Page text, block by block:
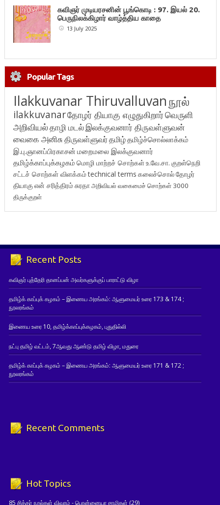
கவிஞர் முடியரசனின் பூங்கொடி : 97. இயல் 20.
பெருநிலக்கிழார் வாழ்த்திய காதை
13 July 2025
Popular Tags
Ilakkuvanar Thiruvalluvanநூல்
ilakkuvanarதோழர் தியாகு எழுதுகிறார்வெருளி
அறிவியல்தாழி மடல்இலக்குவனார் திருவள்ளுவன்
வைகை அனிசுதிருவள்ளுவர்தமிழ்தமிழ்ச்சொல்லாக்கம்
இ.பு.ஞானப்பிரகாசன் மறைமலை இலக்குவனார்
தமிழ்க்காப்புக்கழகம் மொழி மாற்றச் சொற்கள்உ.வே.சா. குறள்நெறி
சட்டச் சொற்கள் விளக்கம்technical terms கலைச்சொல்தோழர்
தியாகுஎன் சரித்திரம்சுரதாஅறிவியல் வகைமைச் சொற்கள் 3000
திருக்குறள்
Recent Posts
கவிஞர் புத்தேரி தானப்பன் அவர்களுக்குப் பாராட்டு விழா
தமிழ்க் காப்புக் கழகம் – இணைய அரங்கம்: ஆளுமையர் உரை 173 & 174 ;
நூலரங்கம்
இணைய உரை 10, தமிழ்க்காப்புக்கழகம், புதுதில்லி
நட்பு தமிழ் வட்டம், 7ஆவது ஆண்டு தமிழ் விழா, மதுரை
தமிழ்க் காப்புக் கழகம் – இணைய அரங்கம்: ஆளுமையர் உரை 171 & 172 ;
நூலரங்கம்
Recent Comments
Hot Topics
85 சித்தர் நூல்கள் விவரம் - பொன்னையா சாமிகள் (29)